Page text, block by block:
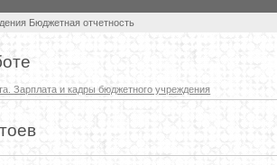
Бюджетная отчетность
Зарплата и кадры бюджетного учреждения